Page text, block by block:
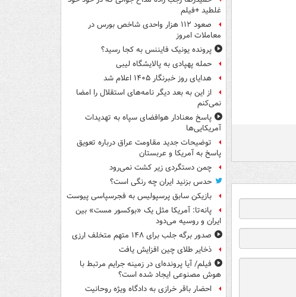
غلطید +فیلم
صعود ۱۱۲ هزار واحدی شاخص بورس در
معاملات امروز
پرونده یونیک فایننس به کجا رسید؟
حمله پهپادی به پالایشگاه لیبی
هدایای روز خبرنگار ۱۴۰۵ اعلام شد
از این به بعد دیگر نامه‌های استقلال را امضا
نمی‌کنم
پاسخ معنادار هوافضای سپاه به تهدیدات
آمریکایی‌ها
توضیحات جدید مقاومت عراق درباره تعویق
پاسخ به آمریکا و عربستان
چمن دستگردی زیر کشت نمی‌رود
حدس بزنید ایران چه رنگی است؟
بازیکن سابق پرسپولیس به فجرسپاسی پیوست
پانه‌تا: آمریکا مثل یک «بوکسور مست» بین
ایران و روسیه می‌دود
صدور برگه جلب برای ۱۴۸ متهم متخلف ارزی
ذخایر طلای چین افزایش یافت
فیلم/ آیا پرونده‌ای در زمینه جرایم مرتبط با
هوش مصنوعی ایجاد شده است؟
احضار باقر خرازی به دادگاه ویژه روحانیت